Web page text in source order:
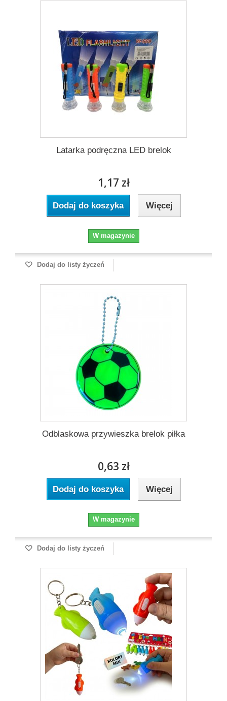
Latarka podręczna LED brelok
1,17 zł
Dodaj do koszyka Więcej
W magazynie
Dodaj do listy życzeń
Odblaskowa przywieszka brelok piłka
0,63 zł
Dodaj do koszyka Więcej
W magazynie
Dodaj do listy życzeń